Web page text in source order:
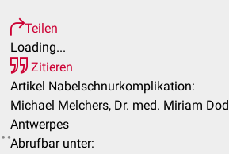
Teilen
Loading...
Zitieren
Artikel Nabelschnurkomplikation:
Michael Melchers, Dr. med. Miriam
Antwerpes
Abrufbar unter: